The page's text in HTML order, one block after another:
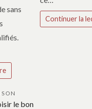
sans
Continuer la
le bon